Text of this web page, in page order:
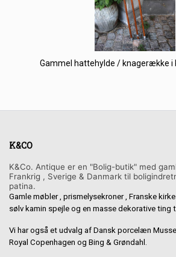
Gammel hattehylde / knagerække i
K&CO
K&Co. Antique er en "Bolig-butik" med
Frankrig , Sverige & Danmark til
patina.
Gamle møbler , prismelysekroner , Franske
sølv kamin spejle og en masse dekorative ting
Vi har også et udvalg af Dansk porcelæn
Royal Copenhagen og Bing & Grøndahl.